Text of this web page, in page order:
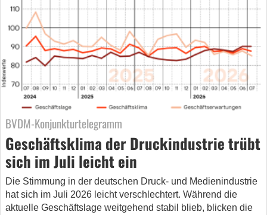
BVDM-Konjunkturtelegramm
Geschäftsklima der Druckindustrie trübt
sich im Juli leicht ein
Die Stimmung in der deutschen Druck- und Medienindustrie
hat sich im Juli 2026 leicht verschlechtert. Während die
aktuelle Geschäftslage weitgehend stabil blieb, blicken die